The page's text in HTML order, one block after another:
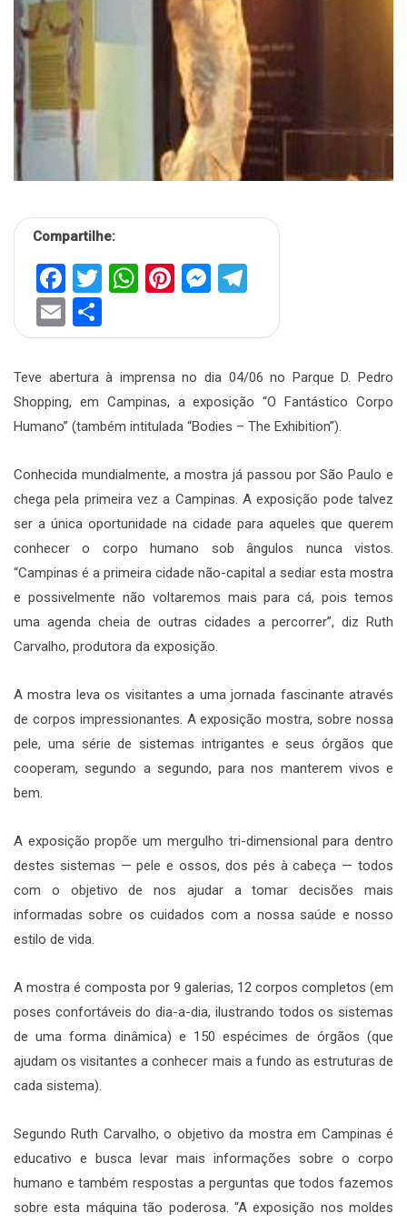
Compartilhe:
Facebook
Twitter
WhatsApp
Pinterest
Messenger
Email
Teve abertura à imprensa no dia 04/06 no Parque D. Pedro
Shopping, em Campinas, a exposição “O Fantástico Corpo
Humano” (também intitulada “Bodies – The Exhibition”).
Conhecida mundialmente, a mostra já passou por São Paulo e
chega pela primeira vez a Campinas. A exposição pode talvez
ser a única oportunidade na cidade para aqueles que querem
conhecer o corpo humano sob ângulos nunca vistos.
“Campinas é a primeira cidade não-capital a sediar esta mostra
e possivelmente não voltaremos mais para cá, pois temos
uma agenda cheia de outras cidades a percorrer”, diz Ruth
Carvalho, produtora da exposição.
A mostra leva os visitantes a uma jornada fascinante através
de corpos impressionantes. A exposição mostra, sobre nossa
pele, uma série de sistemas intrigantes e seus órgãos que
cooperam, segundo a segundo, para nos manterem vivos e
bem.
A exposição propõe um mergulho tri-dimensional para dentro
destes sistemas — pele e ossos, dos pés à cabeça — todos
com o objetivo de nos ajudar a tomar decisões mais
informadas sobre os cuidados com a nossa saúde e nosso
estilo de vida.
A mostra é composta por 9 galerias, 12 corpos completos (em
poses confortáveis do dia-a-dia, ilustrando todos os sistemas
de uma forma dinâmica) e 150 espécimes de órgãos (que
ajudam os visitantes a conhecer mais a fundo as estruturas de
cada sistema).
Segundo Ruth Carvalho, o objetivo da mostra em Campinas é
educativo e busca levar mais informações sobre o corpo
humano e também respostas a perguntas que todos fazemos
sobre esta máquina tão poderosa. “A exposição nos moldes